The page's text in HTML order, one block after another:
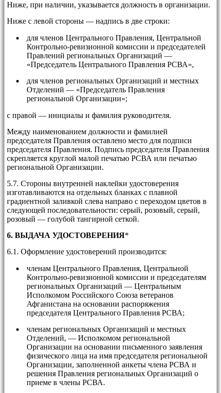
Ниже, при наличии, указывается должность в организации.
Ниже с левой стороны — надпись в две строки:
для членов Центрального Правления, Центральной
Контрольно-ревизионной комиссии и председателей
Правлений региональных Организаций —
«Председатель Центрального Правления РСВА»,
для членов региональных Организаций и местных
Отделений — «Председатель Правления
региональной Организации»;
с правой — инициалы и фамилия руководителя.
Между наименованием должности и фамилией
председателя Правления оставлено место для подписи
председателя Правления. Подпись председателя Правления
скрепляется круглой малой печатью РСВА или печатью
региональной Организации.
5.7. Стороны внутренней наклейки удостоверения
изготавливаются на отдельных бланках с плавной
градиентной заливкой слева направо с переходом цветов в
следующей последовательности: серый, розовый, серый,
розовый — голубой тангирной сеткой.
6. ВЫДАЧА УДОСТОВЕРЕНИЯ*
6.1. Оформление удостоверений производится:
членам Центрального Правления, Центральной
Контрольно-ревизионной комиссии и председателям
региональных Организаций — Центральным
Исполкомом Российского Союза ветеранов
Афганистана на основании распоряжения
председателя Центрального Правления РСВА;
членам региональных Организаций и местных
Отделений, — Исполкомом региональной
Организации на основании письменного заявления
физического лица на имя председателя региональной
Организации, заполненной анкеты члена РСВА и
решения Правления региональных Организаций о
приеме в члены РСВА.